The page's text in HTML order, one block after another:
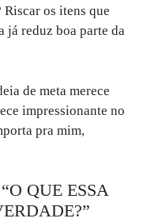
os itens que
já reduz boa parte da
de meta merece
impressionante no
pra mim,
QUE ESSA